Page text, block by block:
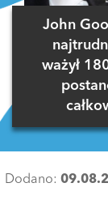
John
ważył
Dodano: